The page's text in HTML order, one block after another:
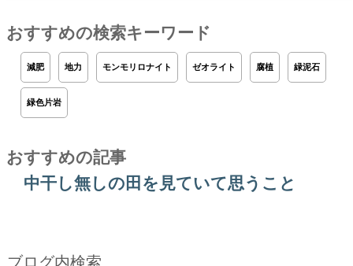
おすすめの検索キーワード
減肥 地力 モンモリロナイト ゼオライト 腐植 緑泥石
緑色片岩
おすすめの記事
中干し無しの田を見ていて思うこと
ブログ内検索